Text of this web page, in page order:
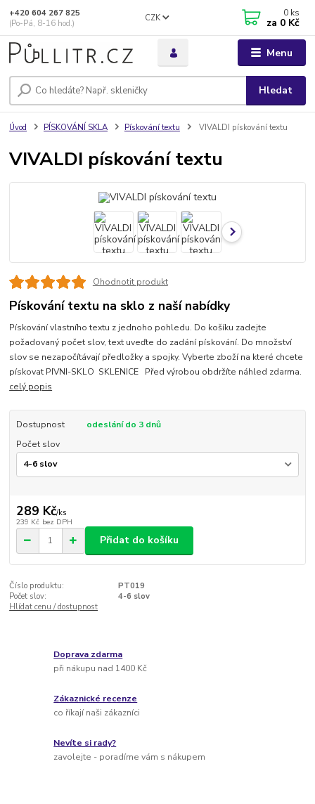
Menu
CZK
Hledat
+420 604 267 825
(Po-Pá, 8-16 hod.)
0 ks
za 0 Kč
Úvod PÍSKOVÁNÍ SKLA Pískování textu VIVALDI pískování textu
VIVALDI pískování textu
Ohodnotit produkt
Pískování textu na sklo z naší nabídky
Pískování vlastního textu z jednoho pohledu. Do košíku zadejte
požadovaný počet slov, text uveďte do zadání pískování. Do množství
slov se nezapočítávají předložky a spojky. Vyberte zboží na které chcete
pískovat PIVNI-SKLO SKLENICE Před výrobou obdržíte náhled zdarma.
celý popis
Dostupnost
odeslání do 3 dnů
Počet slov
289 Kč/ks
239 Kč bez DPH
Přidat do košíku
Číslo produktu:
PT019
Počet slov:
4-6 slov
Hlídat cenu / dostupnost
Doprava zdarma
při nákupu nad 1400 Kč
Zákaznické recenze
co říkají naši zákazníci
Nevíte si rady?
zavolejte - poradíme vám s nákupem